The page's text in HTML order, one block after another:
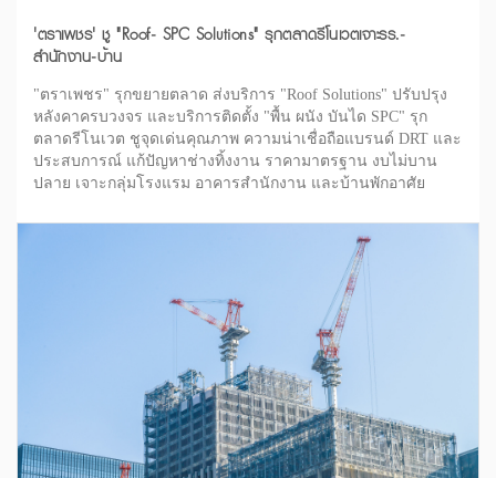
'ตราเพชร' ชู "Roof- SPC Solutions" รุกตลาดรีโนเวตเจาะรร.-
สำนักงาน-บ้าน
"ตราเพชร" รุกขยายตลาด ส่งบริการ "Roof Solutions" ปรับปรุง
หลังคาครบวงจร และบริการติดตั้ง "พื้น ผนัง บันได SPC" รุก
ตลาดรีโนเวต ชูจุดเด่นคุณภาพ ความน่าเชื่อถือแบรนด์ DRT และ
ประสบการณ์ แก้ปัญหาช่างทิ้งงาน ราคามาตรฐาน งบไม่บาน
ปลาย เจาะกลุ่มโรงแรม อาคารสำนักงาน และบ้านพักอาศัย